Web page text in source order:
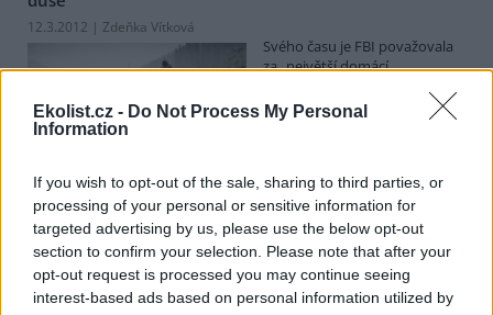
Ekolist.cz - Do Not Process My Personal
Information
If you wish to opt-out of the sale, sharing to third parties, or
processing of your personal or sensitive information for
targeted advertising by us, please use the below opt-out
section to confirm your selection. Please note that after your
opt-out request is processed you may continue seeing
interest-based ads based on personal information utilized by
12.3.2012 | Zdeňka Vítková
Svého času je FBI považovala
za „největší domácí
zánik radikálního hnutí
páchajícího žhářské útoky
filmu je osobní příběh amerického aktivisty Daniela McGowena.
Film se promítá v rámci festivalu dokumentů o lidských právech
Jeden svět.
1 | | 14 |